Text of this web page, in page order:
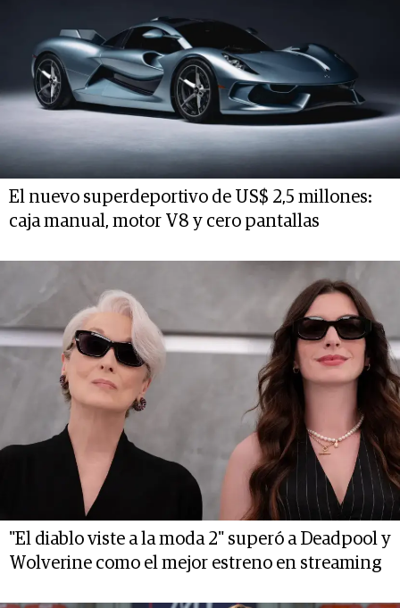
El nuevo superdeportivo de US$ 2,5 millones:
caja manual, motor V8 y cero pantallas
"El diablo viste a la moda 2" superó a Deadpool y
Wolverine como el mejor estreno en streaming